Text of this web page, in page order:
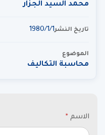
محمد السيد الجزار
تاريخ النشر1‏‏/1‏‏/1980
الموضوع
محاسبة التكاليف
الاسم *